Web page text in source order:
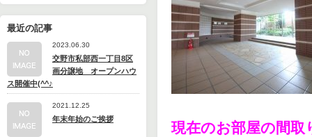
最近の記事
2023.06.30
交野市私部西一丁目8区
画分譲地 オープンハウ
ス開催中(^^♪
2021.12.25
年末年始のご挨拶
現在のお部屋の間取